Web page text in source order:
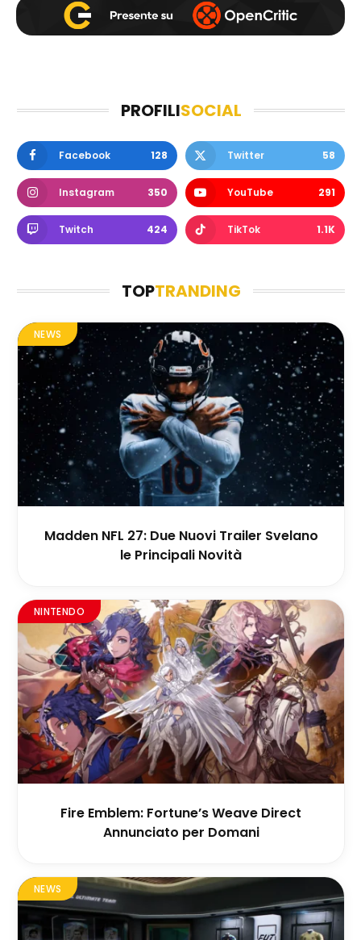
PROFILISOCIAL
Facebook 128 Twitter 58
Instagram 350 YouTube 291
Twitch 424 TikTok 1.1K
TOPTRANDING
NEWS
Madden NFL 27: Due Nuovi Trailer Svelano
le Principali Novità
NINTENDO
Fire Emblem: Fortune’s Weave Direct
Annunciato per Domani
NEWS